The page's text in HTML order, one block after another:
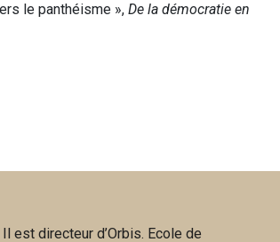
le panthéisme », De la démocratie en
est directeur d’Orbis. Ecole de